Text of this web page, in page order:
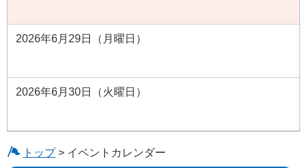
2026年6月29日（月曜日）
2026年6月30日（火曜日）
トップ> イベントカレンダー